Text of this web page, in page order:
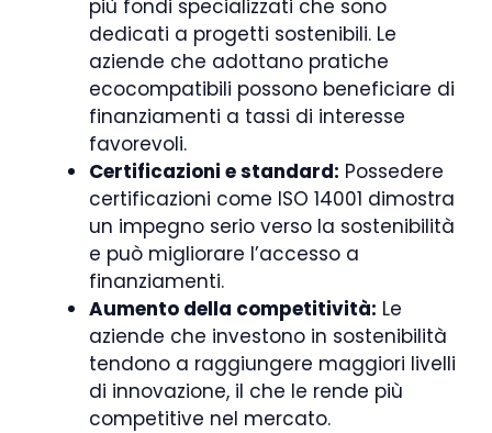
più fondi specializzati che sono
dedicati a progetti sostenibili. Le
aziende che adottano pratiche
ecocompatibili possono beneficiare di
finanziamenti a tassi di interesse
favorevoli.
Certificazioni e standard: Possedere
certificazioni come ISO 14001 dimostra
un impegno serio verso la sostenibilità
e può migliorare l’accesso a
finanziamenti.
Aumento della competitività: Le
aziende che investono in sostenibilità
tendono a raggiungere maggiori livelli
di innovazione, il che le rende più
competitive nel mercato.